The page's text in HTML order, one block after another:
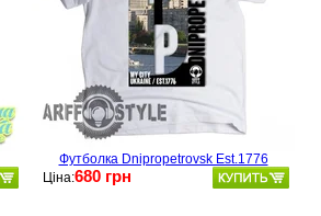
Футболка Dnipropetrovsk Est.1776
Ціна:680 грн